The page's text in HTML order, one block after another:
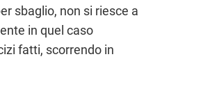
sbaglio, non si riesce a
in quel caso
fatti, scorrendo in